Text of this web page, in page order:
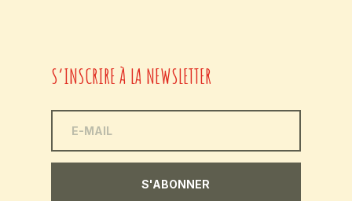
S’INSCRIRE À LA NEWSLETTER
S'ABONNER